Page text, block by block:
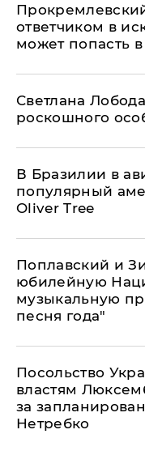
ответчиком в
может попасть
Светлана
роскошного
В Бразилии в
популярный
Oliver Tree
Поплавский и
юбилейную
музыкальную
песня года"
Посольство
властям
за
Нетребко